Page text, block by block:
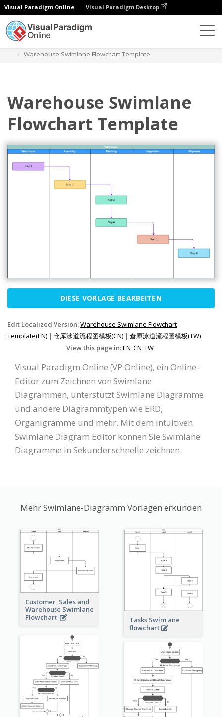
Visual Paradigm Online Visual Paradigm Desktop
Warehouse Swimlane Flowchart Template
Warehouse Swimlane
Flowchart Template
DIESE VORLAGE BEARBEITEN
Edit Localized Version:Warehouse Swimlane Flowchart
Template(EN) | 仓库泳道流程图模板(CN) | 倉庫泳道流程圖模板(TW)
View this page in:EN CN TW
Visual Paradigm Online (VP Online), ein Online-
Editor zum Zeichnen von Swimlane
Diagrammen, unterstützt Swimlane Diagramme
und andere Diagrammtypen wie ERD,
Organigramme und mehr. Mit dem intuitiven
Swimlane Diagram Editor können Sie Swimlane
Diagramme in Sekundenschnelle zeichnen.
Mehr Swimlane-Diagramm Vorlagen erkunden
Customer, Sales and
Warehouse Swimlane
Flowchart
Tasks Swimlane
flowchart